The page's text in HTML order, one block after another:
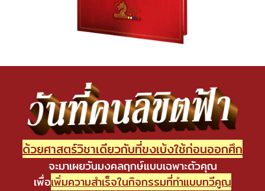
ด้วยศาสตร์วิชาเดียวกับที่ขงเบ้งใช้ก่อนออกศึก
จะมาเผยวันมงคลฤกษ์แบบเฉพาะตัวคุณ
เพื่อเพิ่มความสำเร็จในกิจกรรมที่ทำแบบทวีคูณ